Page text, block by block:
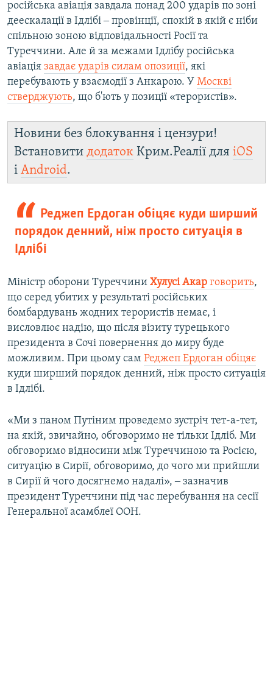
російська авіація завдала понад 200 ударів по зоні
деескалації в Ідлібі ‒ провінції, спокій в якій є ніби
спільною зоною відповідальності Росії та
Туреччини. Але й за межами Ідлібу російська
авіація завдає ударів силам опозиції, які
перебувають у взаємодії з Анкарою. У Москві
стверджують, що б'ють у позиції «терористів».
Новини без блокування і цензури!
Встановити додаток Крим.Реалії для iOS
і Android.
Реджеп Ердоган обіцяє куди ширший
порядок денний, ніж просто ситуація в
Ідлібі
Міністр оборони Туреччини Хулусі Акар говорить,
що серед убитих у результаті російських
бомбардувань жодних терористів немає, і
висловлює надію, що після візиту турецького
президента в Сочі повернення до миру буде
можливим. При цьому сам Реджеп Ердоган обіцяє
куди ширший порядок денний, ніж просто ситуація
в Ідлібі.
«Ми з паном Путіним проведемо зустріч тет-а-тет,
на якій, звичайно, обговоримо не тільки Ідліб. Ми
обговоримо відносини між Туреччиною та Росією,
ситуацію в Сирії, обговоримо, до чого ми прийшли
в Сирії й чого досягнемо надалі», ‒ зазначив
президент Туреччини під час перебування на сесії
Генеральної асамблеї ООН.